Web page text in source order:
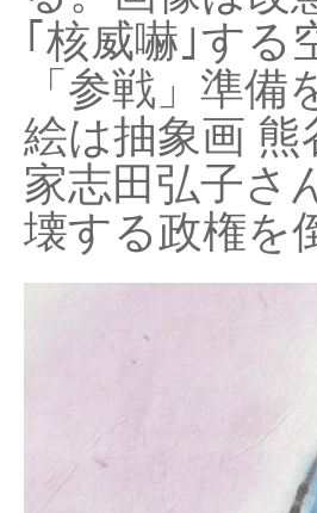
｢核威嚇｣する
「参戦」準
絵は抽象画 熊
家志田弘子さ
壊する政権を